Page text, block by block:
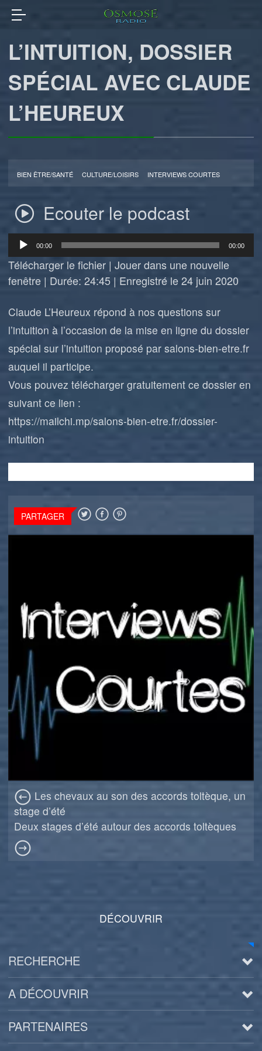
L’INTUITION, DOSSIER
SPÉCIAL AVEC CLAUDE
L’HEUREUX
BIEN ÊTRE/SANTÉ CULTURE/LOISIRS INTERVIEWS COURTES
Ecouter le podcast
Lecteur
audio
00:00 00:00
Télécharger le fichier |Jouer dans une nouvelle
fenêtre | Durée: 24:45 | Enregistré le 24 juin 2020
Claude L’Heureux répond à nos questions sur
l’intuition à l’occasion de la mise en ligne du dossier
spécial sur l’intuition proposé par salons-bien-etre.fr
auquel il participe.
Vous pouvez télécharger gratuitement ce dossier en
suivant ce lien :
https://mailchi.mp/salons-bien-etre.fr/dossier-
intuition
PARTAGER
Les chevaux au son des accords toltèque, un
stage d’été
Deux stages d’été autour des accords toltèques
DÉCOUVRIR
RECHERCHE
A DÉCOUVRIR
PARTENAIRES